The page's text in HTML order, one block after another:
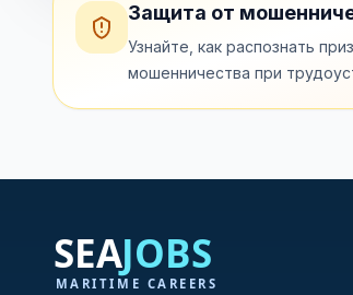
Защита от
Узнайте, как распознать
мошенничества при